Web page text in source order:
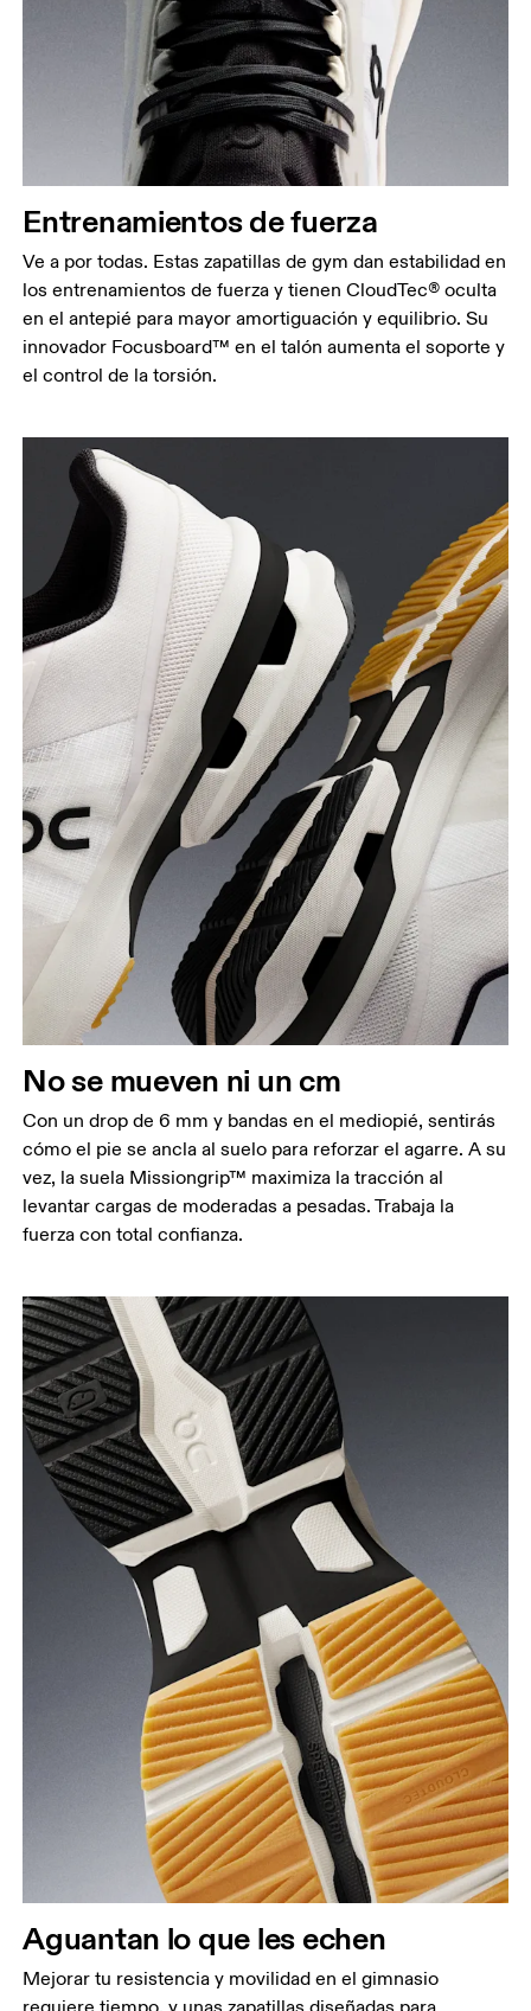
Entrenamientos de fuerza
Ve a por todas. Estas zapatillas de gym dan estabilidad en
los entrenamientos de fuerza y tienen CloudTec® oculta
en el antepié para mayor amortiguación y equilibrio. Su
innovador Focusboard™ en el talón aumenta el soporte y
el control de la torsión.
No se mueven ni un cm
Con un drop de 6 mm y bandas en el mediopié, sentirás
cómo el pie se ancla al suelo para reforzar el agarre. A su
vez, la suela Missiongrip™ maximiza la tracción al
levantar cargas de moderadas a pesadas. Trabaja la
fuerza con total confianza.
Aguantan lo que les echen
Mejorar tu resistencia y movilidad en el gimnasio